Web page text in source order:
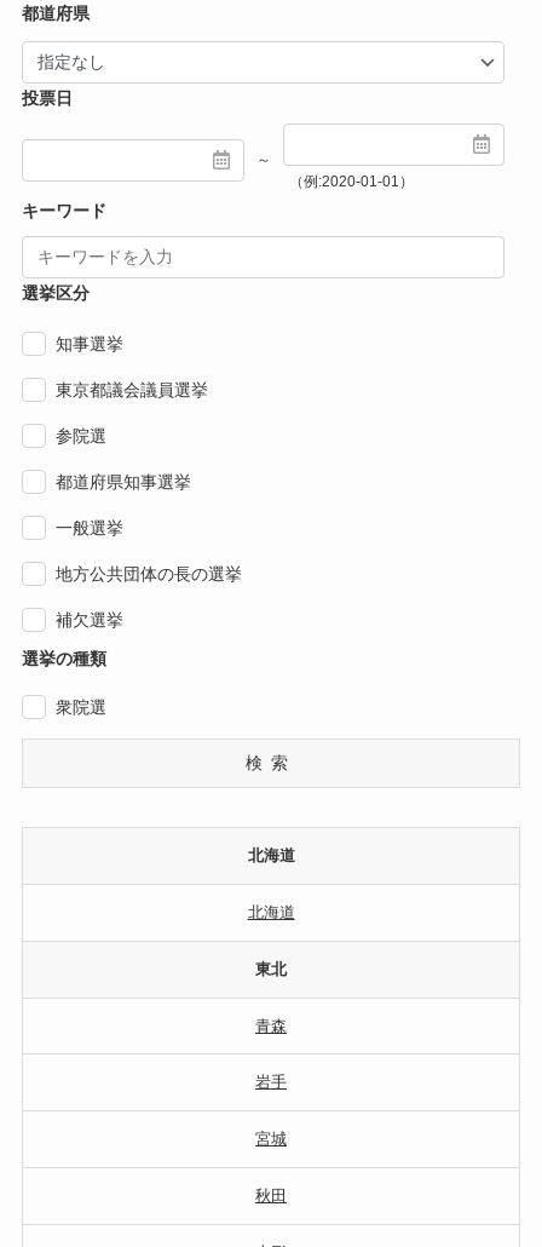
都道府県
投票日
～
（例:2020-01-01）
キーワード
選挙区分
知事選挙
東京都議会議員選挙
参院選
都道府県知事選挙
一般選挙
地方公共団体の長の選挙
補欠選挙
選挙の種類
衆院選
検索
北海道
北海道
東北
青森
岩手
宮城
秋田